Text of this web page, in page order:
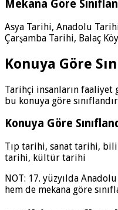
Mekana Göre
Asya Tarihi, Anadolu
Çarşamba Tarihi, Balaç
Konuya Göre
Tarihçi insanların
bu konuya göre
Konuya Göre
Tıp tarihi, sanat tarihi,
tarihi, kültür tarihi
NOT: 17. yüzyılda
hem de mekana göre